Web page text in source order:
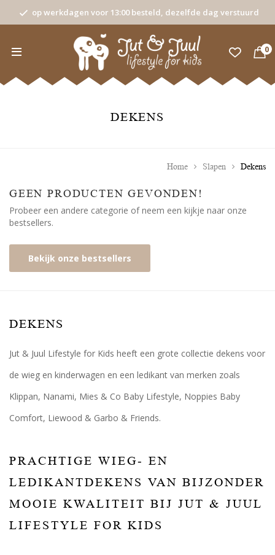
op werkdagen voor 13:00 besteld, dezelfde dag verstuurd
0
DEKENS
Home Slapen Dekens
GEEN PRODUCTEN GEVONDEN!
Probeer een andere categorie of neem een kijkje naar onze
bestsellers.
Bekijk onze bestsellers
DEKENS
Jut & Juul Lifestyle for Kids heeft een grote collectie dekens voor
de wieg en kinderwagen en een ledikant van merken zoals
Klippan, Nanami, Mies & Co Baby Lifestyle, Noppies Baby
Comfort, Liewood & Garbo & Friends.
PRACHTIGE WIEG- EN
LEDIKANTDEKENS VAN BIJZONDER
MOOIE KWALITEIT BIJ JUT & JUUL
LIFESTYLE FOR KIDS